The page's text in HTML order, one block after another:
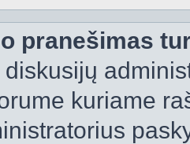
pranešimas
kuriame